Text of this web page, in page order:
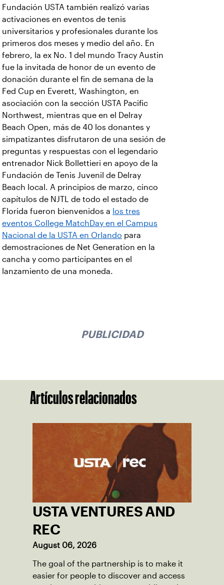
Fundación USTA también realizó varias
activaciones en eventos de tenis
universitarios y profesionales durante los
primeros dos meses y medio del año. En
febrero, la ex No. 1 del mundo Tracy Austin
fue la invitada de honor de un evento de
donación durante el fin de semana de la
Fed Cup en Everett, Washington, en
asociación con la sección USTA Pacific
Northwest, mientras que en el Delray
Beach Open, más de 40 los donantes y
simpatizantes disfrutaron de una sesión de
preguntas y respuestas con el legendario
entrenador Nick Bollettieri en apoyo de la
Fundación de Tenis Juvenil de Delray
Beach local. A principios de marzo, cinco
capítulos de NJTL de todo el estado de
Florida fueron bienvenidos a los tres
eventos College MatchDay en el Campus
Nacional de la USTA en Orlando para
demostraciones de Net Generation en la
cancha y como participantes en el
lanzamiento de una moneda.
PUBLICIDAD
Artículos relacionados
USTA VENTURES AND
REC
August 06, 2026
The goal of the partnership is to make it
easier for people to discover and access